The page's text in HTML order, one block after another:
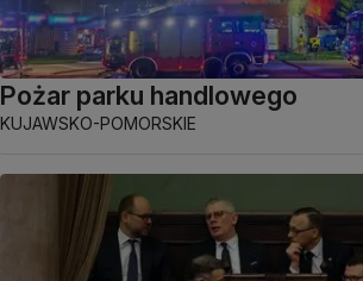
Pożar parku handlowego
KUJAWSKO-POMORSKIE